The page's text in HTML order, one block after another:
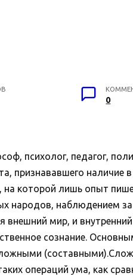
0
психолог, педагог,
признававшего
которой лишь опыт
народов, наблюдением
мир, и
сознание.
операций ума, как